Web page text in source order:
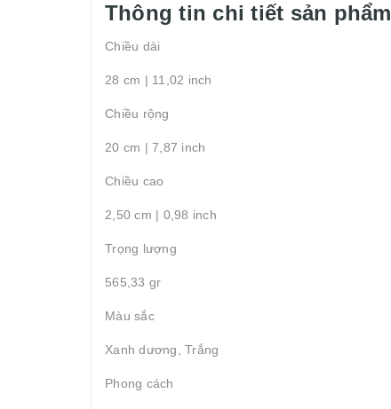
Thông tin chi tiết sản phẩm
Chiều dài
28 cm | 11,02 inch
Chiều rộng
20 cm | 7,87 inch
Chiều cao
2,50 cm | 0,98 inch
Trọng lượng
565,33 gr
Màu sắc
Xanh dương, Trắng
Phong cách